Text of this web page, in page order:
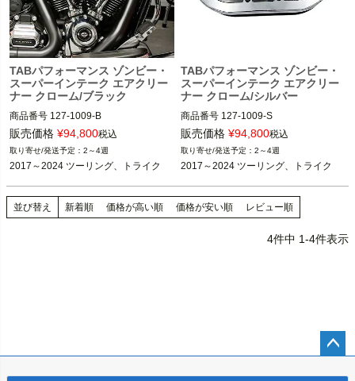
TABパフォーマンス ゾンビー・
スーパーインテーク エアクリー
ナー クローム/ブラック
商品番号 127-1009-B
2017～2024 ツーリング、トライク
※2023～2024 FLHXSE、FLTRXSE、
2024 FLHX、FLTRX、FLTRXSTSEは
不可
TAB Performance（TABパフォーマン
販売価格 ¥94,800税込
2～4週
2017～2024 ツーリング、トライク
TABパフォーマンス ゾンビー・
スーパーインテーク エアクリー
ナー クローム/シルバー
商品番号 127-1009-S
2017～2024 ツーリング、トライク
※2023～2024 FLHXSE、FLTRXSE、
2024 FLHX、FLTRX、FLTRXSTSEは
不可
TAB Performance（TABパフォーマン
販売価格 ¥94,800税込
2～4週
2017～2024 ツーリング、トライク
並び替え 新着順 価格が高い順 価格が安い順 レビュー順
4件中 1-4件表示